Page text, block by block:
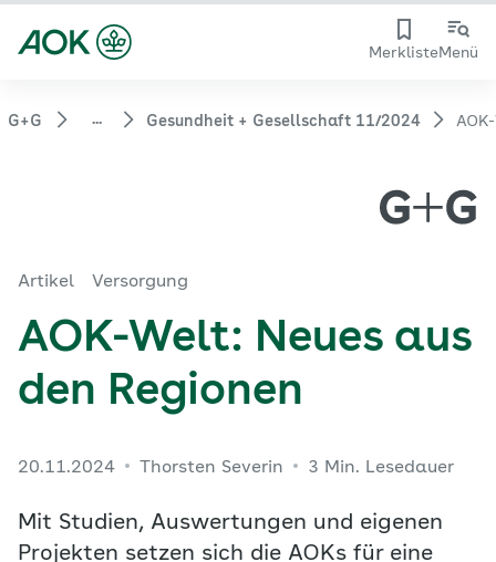
MerklisteMenü
G+G ... Gesundheit + Gesellschaft 11/2024
Artikel Versorgung
AOK-Welt: Neues aus
den Regionen
20.11.2024 Thorsten Severin 3 Min. Lesedauer
Mit Studien, Auswertungen und eigenen
Projekten setzen sich die AOKs für eine